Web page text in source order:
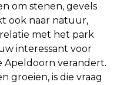
om stenen, gevels
ook naar natuur,
met het park
interessant voor
Apeldoorn verandert.
groeien, is die vraag